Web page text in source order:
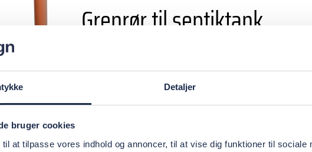
Detaljer
bruger cookies
at tilpasse vores indhold og annoncer, til at vise dig funktioner til sociale
Grenrør til septiktank
SEPTIKT. 110MM
SEPTIKT. 160MM
191860160